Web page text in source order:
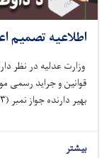
اطلاعیه تصمیم
وزارت عدلیه در نظر
قوانین و جراید رسمی
بهیر دارنده جواز نمبر (
بیشتر